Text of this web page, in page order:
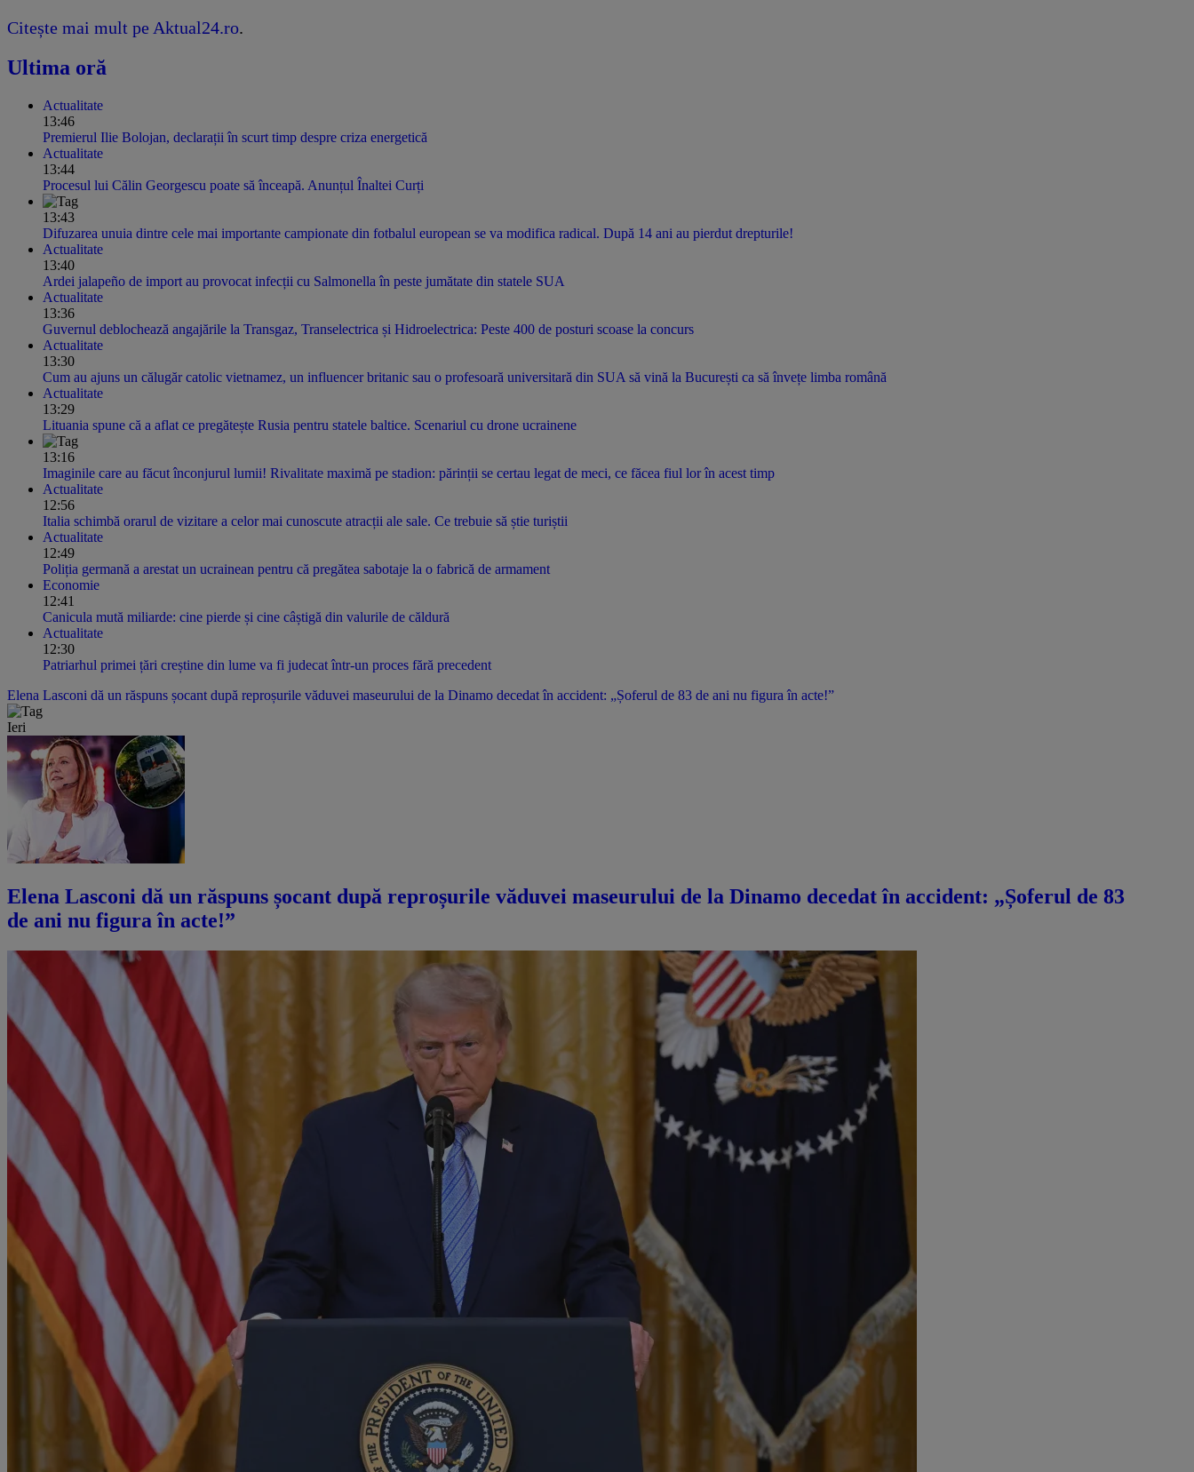
Citește mai mult pe Aktual24.ro.
Ultima oră
Actualitate
13:46
Premierul Ilie Bolojan, declarații în scurt timp despre criza energetică
Actualitate
13:44
Procesul lui Călin Georgescu poate să înceapă. Anunțul Înaltei Curți
13:43
Difuzarea unuia dintre cele mai importante campionate din fotbalul european se va modifica radical. După 14 ani au pierdut drepturile!
Actualitate
13:40
Ardei jalapeño de import au provocat infecții cu Salmonella în peste jumătate din statele SUA
Actualitate
13:36
Guvernul deblochează angajările la Transgaz, Transelectrica și Hidroelectrica: Peste 400 de posturi scoase la concurs
Actualitate
13:30
Cum au ajuns un călugăr catolic vietnamez, un influencer britanic sau o profesoară universitară din SUA să vină la București ca să învețe limba română
Actualitate
13:29
Lituania spune că a aflat ce pregătește Rusia pentru statele baltice. Scenariul cu drone ucrainene
13:16
Imaginile care au făcut înconjurul lumii! Rivalitate maximă pe stadion: părinții se certau legat de meci, ce făcea fiul lor în acest timp
Actualitate
12:56
Italia schimbă orarul de vizitare a celor mai cunoscute atracții ale sale. Ce trebuie să știe turiștii
Actualitate
12:49
Poliția germană a arestat un ucrainean pentru că pregătea sabotaje la o fabrică de armament
Economie
12:41
Canicula mută miliarde: cine pierde și cine câștigă din valurile de căldură
Actualitate
12:30
Patriarhul primei țări creștine din lume va fi judecat într-un proces fără precedent
Elena Lasconi dă un răspuns șocant după reproșurile văduvei maseurului de la Dinamo decedat în accident: „Șoferul de 83 de ani nu figura în acte!”
Ieri
Elena Lasconi dă un răspuns șocant după reproșurile văduvei maseurului de la Dinamo decedat în accident: „Șoferul de 83
de ani nu figura în acte!”